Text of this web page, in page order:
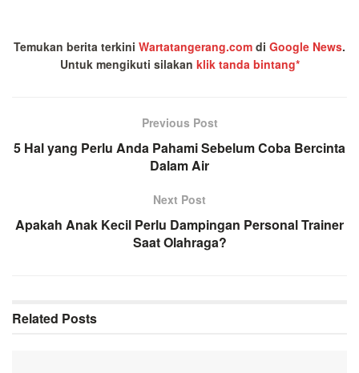
Temukan berita terkini Wartatangerang.com di Google News.
Untuk mengikuti silakan klik tanda bintang*
Previous Post
5 Hal yang Perlu Anda Pahami Sebelum Coba Bercinta
Dalam Air
Next Post
Apakah Anak Kecil Perlu Dampingan Personal Trainer
Saat Olahraga?
Related Posts